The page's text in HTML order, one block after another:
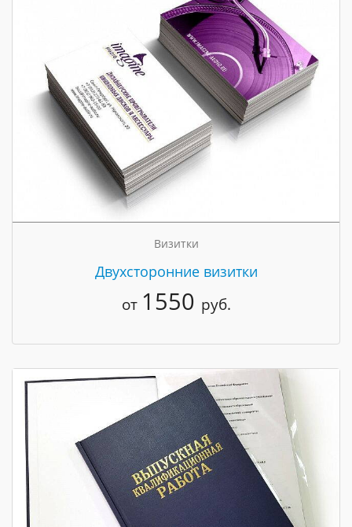
Визитки
Двухсторонние визитки
от 1550 руб.